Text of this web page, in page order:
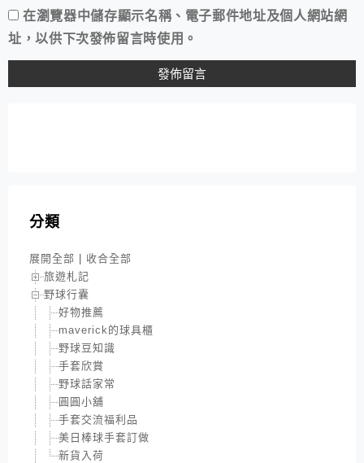
在瀏覽器中儲存顯示名稱、電子郵件地址及個人網站網
址，以供下次發佈留言時使用。
分類
展開全部
收合全部
旅遊札記
野球行囊
好物推薦
maverick的球具櫃
野球豆知識
手套欣賞
野球話家常
圓圓小舖
手套交流福利品
美日棒球手套訂做
新貨入荷